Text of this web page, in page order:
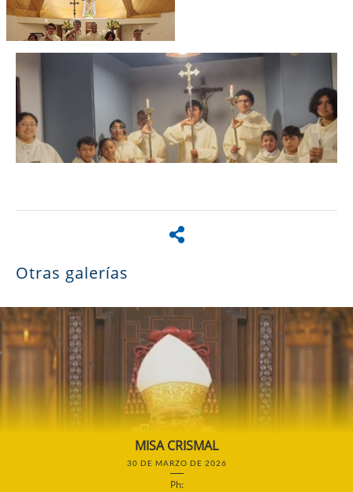
Otras galerías
MISA CRISMAL
30 DE MARZO DE 2026
Ph: